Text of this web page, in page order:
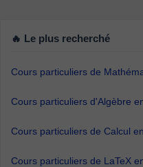
🔥 Le plus recherché
Cours particuliers de
Cours particuliers d'Algèbre
Cours particuliers de Calcul
Cours particuliers de LaTeX